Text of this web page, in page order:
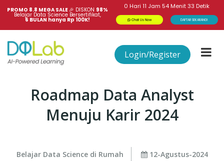
PROMO 8.8 MEGA SALE 🎉 DISKON 98%
Belajar Data Science Bersertifikat,
6 BULAN hanya Rp 100K!
0 Hari 11 Jam 54 Menit33 Detik
Chat Us Now DAFTAR SEKARANG!
Login/Register
Roadmap Data Analyst
Menuju Karir 2024
Belajar Data Science di Rumah 12-Agustus-2024